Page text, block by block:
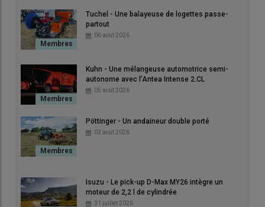
Tuchel - Une balayeuse de logettes passe-
partout
06 août 2026
Kuhn - Une mélangeuse automotrice semi-
autonome avec l’Antea Intense 2.CL
05 août 2026
Pöttinger - Un andaineur double porté
03 août 2026
Isuzu - Le pick-up D-Max MY26 intègre un
moteur de 2,2 l de cylindrée
31 juillet 2026